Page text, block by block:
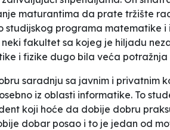
maturantima da prate tržište
studijskog programa matematike
fakultet sa kojeg je hiljadu
i fizike dugo bila veća
saradnju sa javnim i privatnim
iz oblasti informatike. To
koji hoće da dobije dobru
dobar posao i to je jedan od